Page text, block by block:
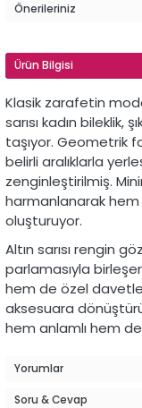
Önerileriniz
Ürün Bilgisi
Klasik zarafetin
sarısı kadın bileklik,
taşıyor. Geometrik
belirli aralıklarla
zenginleştirilmiş.
harmanlanarak
oluşturuyor.
Altın sarısı rengin
parlamasıyla
hem de özel
aksesuara
hem anlamlı hem
Yorumlar
Soru & Cevap